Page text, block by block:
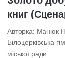
книг
Авторка: Манюк
Білоцерківська
міської ради…